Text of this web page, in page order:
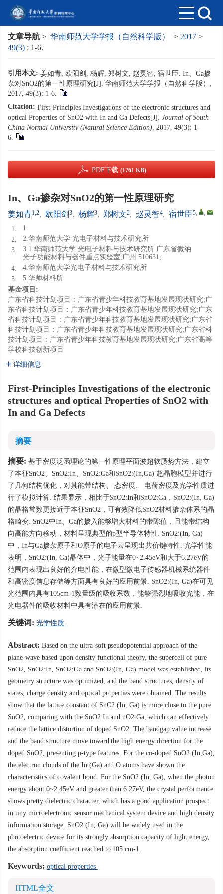
文章导航 > 华南师范大学学报（自然科学版） > 2017 >
49(3) : 1-6.
引用本文: 姜如青, 欧阳剑, 杨辉, 郑树文, 赵灵智, 宿世臣. In、Ga掺
杂对SnO2的第一性原理研究[J]. 华南师范大学学报（自然科学版）,
2017, 49(3): 1-6.
Citation: First-Principles Investigations of the electronic structures and
optical Properties of SnO2 with In and Ga Defects[J]. Journal of South
China Normal University (Natural Science Edition), 2017, 49(3): 1-
6.
PDF下载 (1761 KB)
In、Ga掺杂对SnO2的第一性原理研究
姜如青1,2, 欧阳剑 3, 杨辉3, 郑树文2, 赵灵智4, 宿世臣5, ,
1.
1.
2.
2.华南师范大学 光电子材料与技术研究所
3.
3.1.华南师范大学 光电子材料与技术研究所 广东省微纳
光子功能材料与器件重点实验室,广州 510631;
4.
4.华南师范大学光电子材料与技术研究所
5.
5.华师材料所
基金项目:
广东省科技计划项目：广东省青少年科技教育基地发展现状研究;广
东省科技计划项目：广东省青少年科技教育基地发展现状研究;广东
省科技计划项目：广东省青少年科技教育基地发展现状研究;广东省
科技计划项目：广东省青少年科技教育基地发展现状研究;广东省科
技计划项目：广东省青少年科技教育基地发展现状研究;广东省高等
学校科技创新项目
详细信息
First-Principles Investigations of the electronic
structures and optical Properties of SnO2 with
In and Ga Defects
摘要
摘要: 基于密度泛函理论的第一性原理平面波超软赝势方法，建立
了本征SnO2、SnO2:In、SnO2:Ga和SnO2:(In,Ga) 超晶胞模型并进行
了几何结构优化，对其能带结构、 态密度、 电荷密度及光学性质进
行了模拟计算. 结果显示，相比于SnO2:In和SnO2:Ga，SnO2:(In, Ga)
的晶格常数更接近于本征SnO2，可有效降低SnO2材料掺杂体系的晶
格畸变. SnO2中In、Ga的掺入能够增大材料的带隙值，且能带结构
向高能方向移动，材料呈现典型的p型半导体特性. SnO2:(In, Ga)
中，In与Ga掺杂原子和O原子的电子云呈现出共价键特性. 光学性能
表明，SnO2:(In, Ga)晶体中，光子能量在0~2.45eV和大于6.27eV的
范围内表现出良好的介电性能，在微型微电子传感器机械系统器件
和高密度信息存储等方面具有良好的应用前景. SnO2:(In, Ga)在可见
光范围内具有105cm-1数量级的吸收系数，能够强烈地吸收光能，在
光电器件的吸收材料中具有潜在的应用前景.
关键词: 光学性质
Abstract: Based on the ultra-soft pseudopotential approach of the
plane-wave based upon density functional theory, the supercell of pure
SnO2, SnO2:In, SnO2:Ga and SnO2:(In, Ga) model was established, its
geometry structure was optimized, and the band structures, density of
states, charge density and optical properties were obtained. The results
show that the lattice constant of SnO2:(In, Ga) is more close to the pure
SnO2, comparing with the SnO2:In and nO2:Ga, which can effectively
reduce the lattice distortion of doped SnO2. The bandgap value increase
and the band structure move toward the high energy direction for the
doped SnO2, presenting p-type features. For the co-doped SnO2:(In,Ga),
the electron clouds of the In (Ga) and O atoms have shown the
characteristics of covalent bond. For the SnO2:(In, Ga), when the photon
energy about 0~2.45eV and greater than 6.27eV, the crystal performance
shows pretty dielectric character, which has a good application prospect
in tiny microelectronic sensor mechanical system device and high density
information storage. SnO2:(In, Ga) will be widely used in the
photoelectric device for its strongly absorption capacity of light energy,
the absorption coefficient reached to 105 cm-1.
Keywords: optical properties
HTML全文